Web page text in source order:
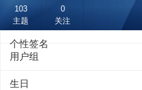
103
主题
0
关注
个性签名
用户组
生日